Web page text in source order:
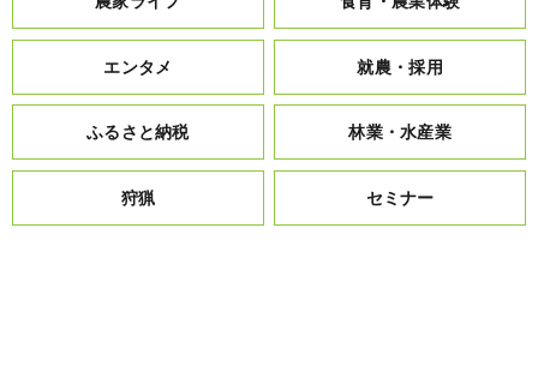
エンタメ 就農・採用
ふるさと納税 林業・水産業
狩猟 セミナー